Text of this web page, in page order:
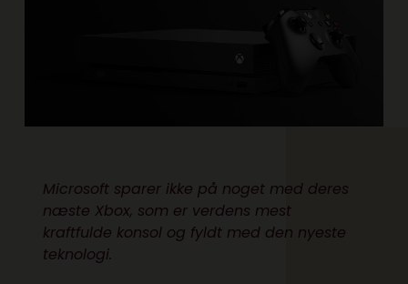
Microsoft sparer ikke på noget med deres
næste Xbox, som er verdens mest
kraftfulde konsol og fyldt med den nyeste
teknologi.